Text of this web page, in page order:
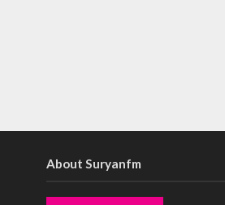
About Suryanfm